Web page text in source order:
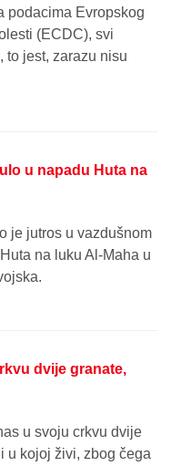
podacima Evropskog
(ECDC), svi
to jest, zarazu nisu
u napadu Huta na
je jutros u vazdušnom
na luku Al-Maha u
dvije granate,
u svoju crkvu dvije
u kojoj živi, zbog čega